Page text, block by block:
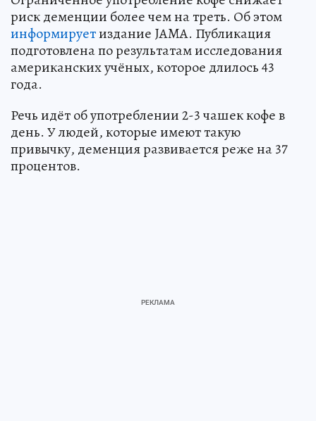
риск деменции более чем на треть. Об этом
информируетиздание JAMA. Публикация
подготовлена по результатам исследования
американских учёных, которое длилось 43
года.
Речь идёт об употреблении 2-3 чашек кофе в
день. У людей, которые имеют такую
привычку, деменция развивается реже на 37
процентов.